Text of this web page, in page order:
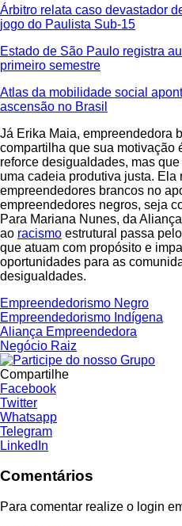
Árbitro relata caso devastador
jogo do Paulista Sub-15
Estado de São Paulo registra
primeiro semestre
Atlas da mobilidade social
ascensão no Brasil
Já Erika Maia, empreendedora
compartilha que sua motivação
reforce desigualdades, mas
uma cadeia produtiva justa. Ela
empreendedores brancos no
empreendedores negros, seja
Para Mariana Nunes, da
ao racismo estrutural passa
que atuam com propósito e
oportunidades para as
desigualdades.
Empreendedorismo Negro
Empreendedorismo Indígena
Aliança Empreendedora
Negócio Raiz
Compartilhe
Facebook
Twitter
Whatsapp
Telegram
LinkedIn
Comentários
Para comentar realize o login